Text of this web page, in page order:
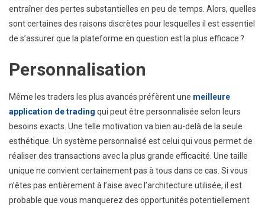
entraîner des pertes substantielles en peu de temps. Alors, quelles
sont certaines des raisons discrètes pour lesquelles il est essentiel
de s’assurer que la plateforme en question est la plus efficace ?
Personnalisation
Même les traders les plus avancés préfèrent une meilleure
application de trading qui peut être personnalisée selon leurs
besoins exacts. Une telle motivation va bien au-delà de la seule
esthétique. Un système personnalisé est celui qui vous permet de
réaliser des transactions avec la plus grande efficacité. Une taille
unique ne convient certainement pas à tous dans ce cas. Si vous
n’êtes pas entièrement à l’aise avec l’architecture utilisée, il est
probable que vous manquerez des opportunités potentiellement